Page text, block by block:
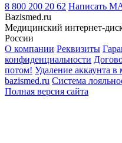
8 800 200 20 62 Написать
Bazismed.ru
Медицинский интернет-
России
О компании Реквизиты
конфиденциальности
потом! Удаление аккаунта
bazismed.ru Система
Полная версия сайта